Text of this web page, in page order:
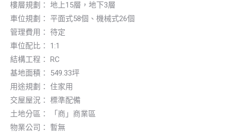
樓層規劃： 地上15層，地下3層
車位規劃： 平面式58個、機械式26個
管理費用： 待定
車位配比： 1:1
結構工程： RC
基地面積： 549.33坪
用途規劃： 住家用
交屋屋況： 標準配備
土地分區： 「商」商業區
物業公司： 暫無